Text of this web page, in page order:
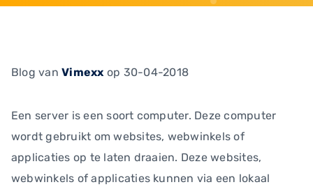
Blog vanVimexx op 30-04-2018
Een server is een soort computer. Deze computer
wordt gebruikt om websites, webwinkels of
applicaties op te laten draaien. Deze websites,
webwinkels of applicaties kunnen via een lokaal